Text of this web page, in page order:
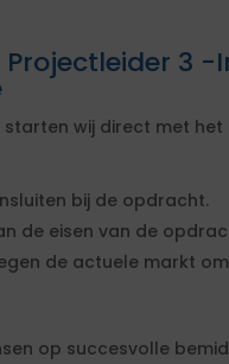
Projectleider 3 -
wij direct met
bij de opdracht.
de eisen van de
de actuele markt
op succesvolle